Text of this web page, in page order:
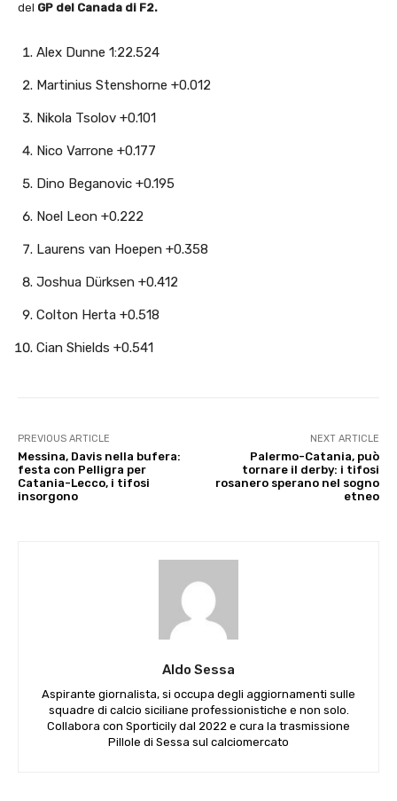
del GP del Canada di F2.
Alex Dunne 1:22.524
Martinius Stenshorne +0.012
Nikola Tsolov +0.101
Nico Varrone +0.177
Dino Beganovic +0.195
Noel Leon +0.222
Laurens van Hoepen +0.358
Joshua Dürksen +0.412
Colton Herta +0.518
Cian Shields +0.541
PREVIOUS ARTICLE
Messina, Davis nella bufera:
festa con Pelligra per
Catania-Lecco, i tifosi
insorgono
NEXT ARTICLE
Palermo-Catania, può
tornare il derby: i tifosi
rosanero sperano nel sogno
etneo
Aldo Sessa
Aspirante giornalista, si occupa degli aggiornamenti sulle
squadre di calcio siciliane professionistiche e non solo.
Collabora con Sporticily dal 2022 e cura la trasmissione
Pillole di Sessa sul calciomercato